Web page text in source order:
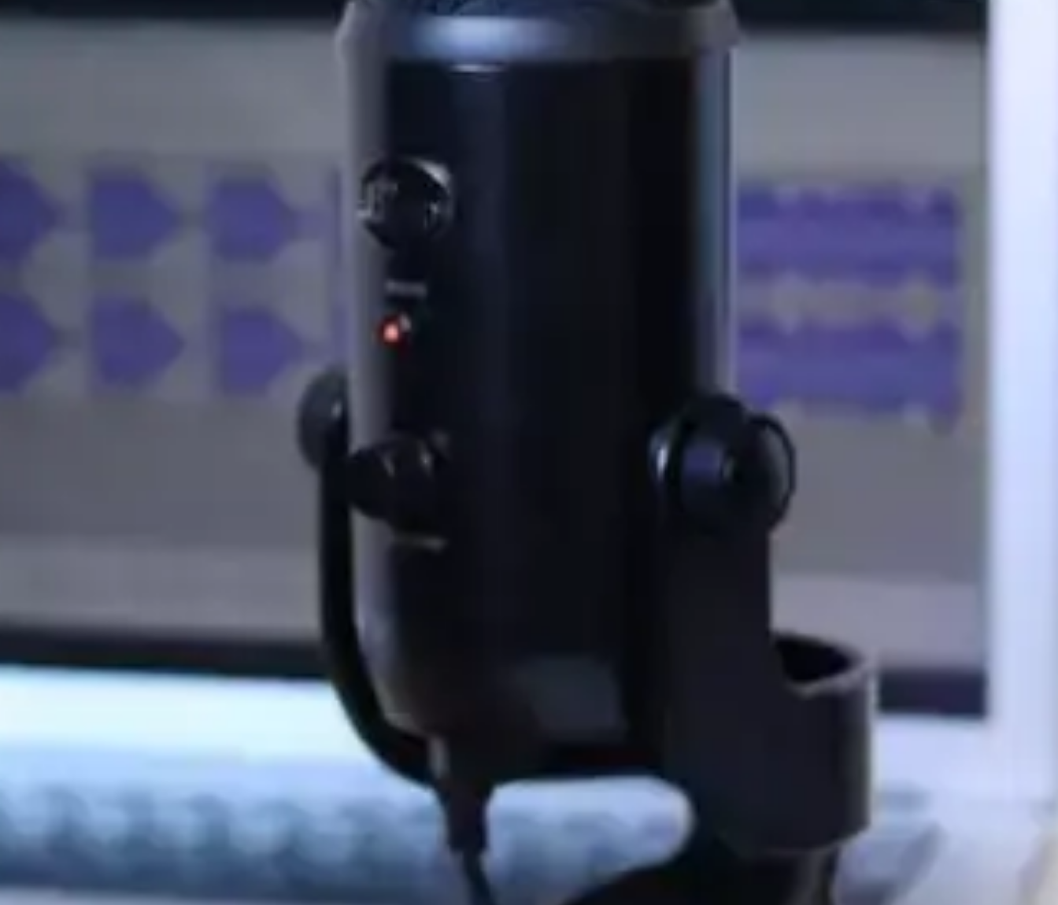
MSc Data Management & Business Analytics
Certificat Strategy & Business Model
Transformation
Certificat Strategic Foresight